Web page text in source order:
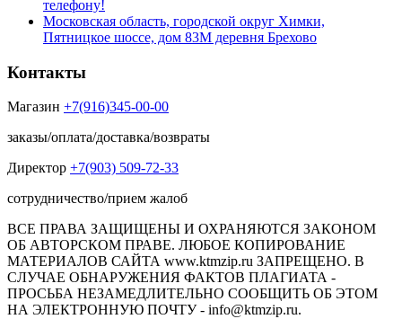
телефону!
Московская область, городской округ Химки,
Пятницкое шоссе, дом 83М деревня Брехово
Контакты
Магазин +7(916)345-00-00
заказы/оплата/доставка/возвраты
Директор +7(903) 509-72-33
сотрудничество/прием жалоб
ВСЕ ПРАВА ЗАЩИЩЕНЫ И ОХРАНЯЮТСЯ ЗАКОНОМ
ОБ АВТОРСКОМ ПРАВЕ. ЛЮБОЕ КОПИРОВАНИЕ
МАТЕРИАЛОВ САЙТА www.ktmzip.ru ЗАПРЕЩЕНО. В
СЛУЧАЕ ОБНАРУЖЕНИЯ ФАКТОВ ПЛАГИАТА -
ПРОСЬБА НЕЗАМЕДЛИТЕЛЬНО СООБЩИТЬ ОБ ЭТОМ
НА ЭЛЕКТРОННУЮ ПОЧТУ - info@ktmzip.ru.